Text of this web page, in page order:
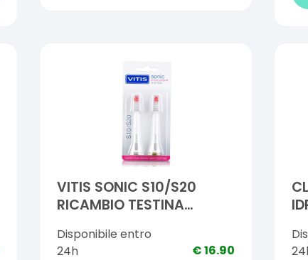
VITIS SONIC S10/S20
RICAMBIO TESTINA
Disponibile entro
24h
€16.90